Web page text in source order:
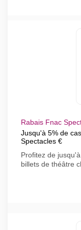
Rabais Fnac
Jusqu'à 5% de
Spectacles €
Profitez de
billets de théâtre